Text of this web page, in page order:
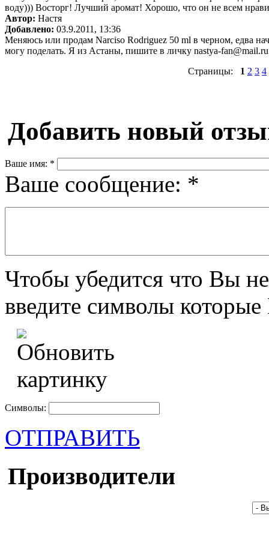
воду))) Восторг! Лучший аромат! Хорошо, что он не всем
Автор: Настя
Добавлено: 03.9.2011, 13:36
Меняюсь или продам Narciso Rodriguez 50 ml в черном, едва
могу поделать. Я из Астаны, пишите в личку nastya-fan@mail.ru
Страницы: 1 2 3 4
Добавить новый
Ваше имя: *
Ваше сообщение: *
Чтобы убедится что Вы
введите символы
Символы:
ОТПРАВИТЬ
Производители